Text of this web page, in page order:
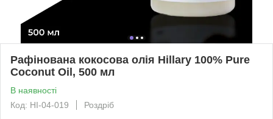
Рафінована кокосова олія Hillary 100% Pure
Coconut Oil, 500 мл
В наявності
Код: HI-04-019
Роздріб